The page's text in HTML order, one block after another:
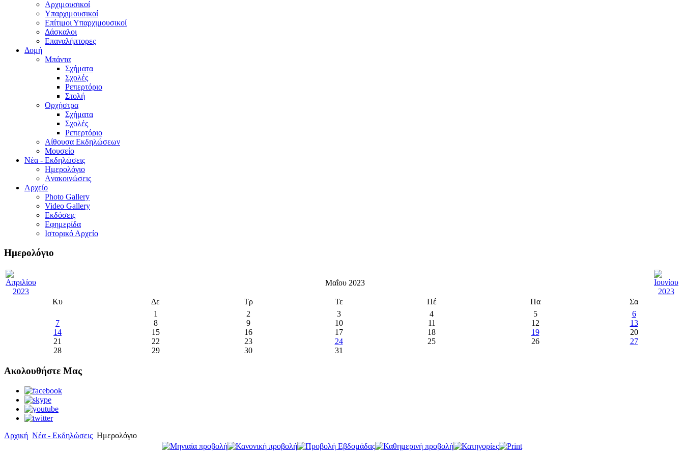
Aρχιμουσικοί
Υπαρχιμουσικοί
Επίτιμοι Υπαρχιμουσικοί
Δάσκαλοι
Επαναλήπτορες
Δομή
Μπάντα
Σχήματα
Σχολές
Ρεπερτόριο
Στολή
Ορχήστρα
Σχήματα
Σχολές
Ρεπερτόριο
Aίθουσα Εκδηλώσεων
Μουσείο
Νέα - Εκδηλώσεις
Ημερολόγιο
Aνακοινώσεις
Αρχείο
Photo Gallery
Video Gallery
Εκδόσεις
Εφημερίδα
Ιστορικό Αρχείο
Ημερολόγιο
Μαΐου 2023
Κυ Δε Τρ Τε Πέ Πα
Σα
1
2 3 4 5
6
7
8 9 10 11 12
13
14
15 16 17 18 19
20
21
22 23 24 25 26
27
28
29 30 31
Ακολουθήστε Μας
Αρχική Νέα - Εκδηλώσεις Ημερολόγιο